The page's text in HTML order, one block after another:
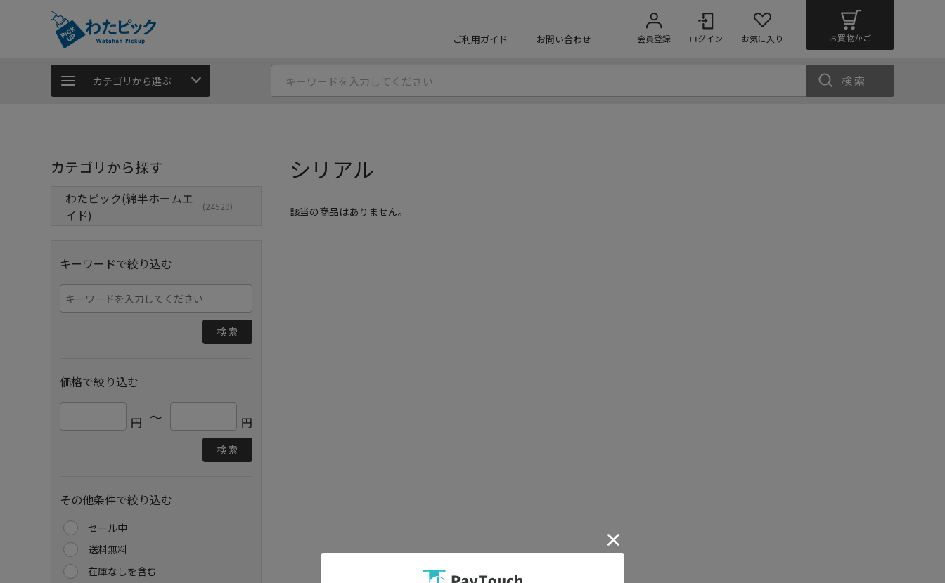
ご利用ガイド お問い合わせ 会員登録 ログイン お気に入り お買物かご
カテゴリから選ぶ 検索
カテゴリから探す
わたピック(綿半ホームエ
イド)
(24529)
キーワードで絞り込む
検索
価格で絞り込む
円 ～ 円
検索
その他条件で絞り込む
セール中
送料無料
在庫なしを含む
シリアル
該当の商品はありません。